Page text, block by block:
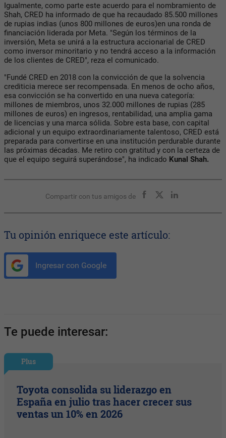
Igualmente, como parte este acuerdo para el nombramiento de
Shah, CRED ha informado de que ha recaudado 85.500 millones
de rupias indias (unos 800 millones de euros)en una ronda de
financiación liderada por Meta. "Según los términos de la
inversión, Meta se unirá a la estructura accionarial de CRED
como inversor minoritario y no tendrá acceso a la información
de los clientes de CRED", reza el comunicado.
"Fundé CRED en 2018 con la convicción de que la solvencia
crediticia merece ser recompensada. En menos de ocho años,
esa convicción se ha convertido en una nueva categoría:
millones de miembros, unos 32.000 millones de rupias (285
millones de euros) en ingresos, rentabilidad, una amplia gama
de licencias y una marca sólida. Sobre esta base, con capital
adicional y un equipo extraordinariamente talentoso, CRED está
preparada para convertirse en una institución perdurable durante
las próximas décadas. Me retiro con gratitud y con la certeza de
que el equipo seguirá superándose", ha indicado Kunal Shah.
Compartir con tus amigos de
Tu opinión enriquece este artículo:
Ingresar con Google
Te puede interesar:
Plus
Toyota consolida su liderazgo en
España en julio tras hacer crecer sus
ventas un 10% en 2026